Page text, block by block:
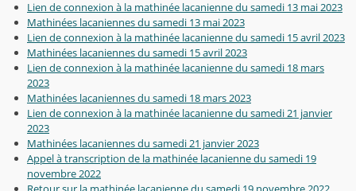
Lien de connexion à la mathinée lacanienne du samedi 13 mai 2023
Mathinées lacaniennes du samedi 13 mai 2023
Lien de connexion à la mathinée lacanienne du samedi 15 avril 2023
Mathinées lacaniennes du samedi 15 avril 2023
Lien de connexion à la mathinée lacanienne du samedi 18 mars
2023
Mathinées lacaniennes du samedi 18 mars 2023
Lien de connexion à la mathinée lacanienne du samedi 21 janvier
2023
Mathinées lacaniennes du samedi 21 janvier 2023
Appel à transcription de la mathinée lacanienne du samedi 19
novembre 2022